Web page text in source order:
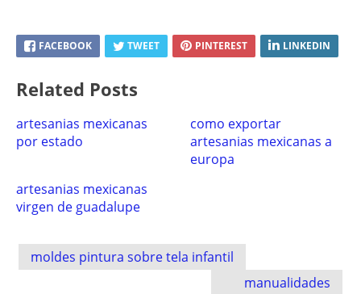
FACEBOOK TWEET PINTEREST LINKEDIN
Related Posts
artesanias mexicanas
por estado
como exportar
artesanias mexicanas a
europa
artesanias mexicanas
virgen de guadalupe
Post
navigation
moldes pintura sobre tela infantil
manualidades